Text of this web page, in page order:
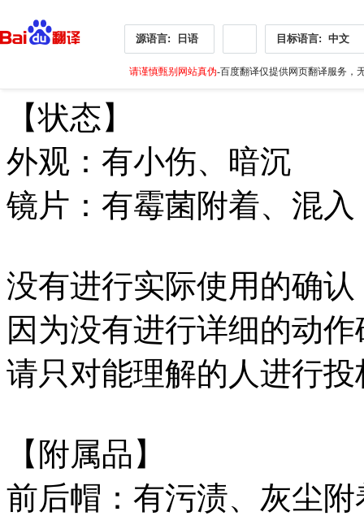
源语言: 日语 目标语言: 中文
请谨慎甄别网站真伪-百度翻译仅提供网页翻译服务，